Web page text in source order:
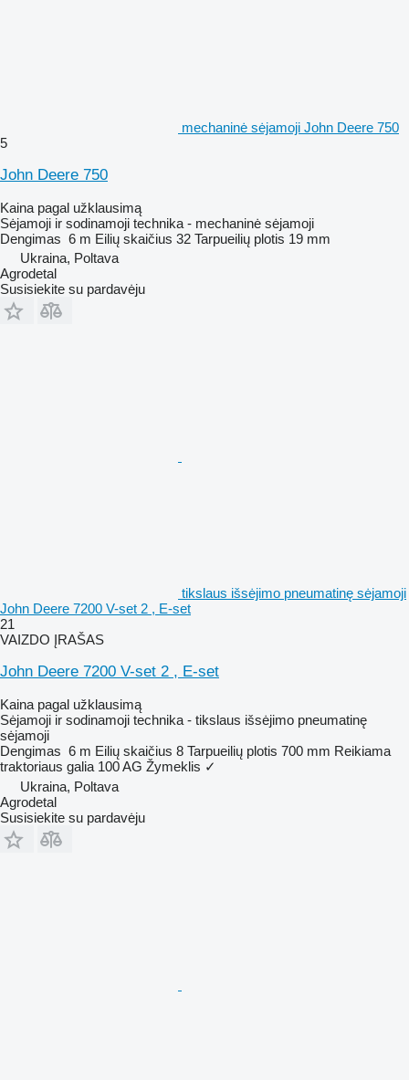
mechaninė sėjamoji John Deere 750
5
John Deere 750
Kaina pagal užklausimą
Sėjamoji ir sodinamoji technika - mechaninė sėjamoji
Dengimas 6 m Eilių skaičius 32 Tarpueilių plotis 19 mm
Ukraina, Poltava
Agrodetal
Susisiekite su pardavėju
tikslaus išsėjimo pneumatinę sėjamoji
John Deere 7200 V-set 2 , E-set
21
VAIZDO ĮRAŠAS
John Deere 7200 V-set 2 , E-set
Kaina pagal užklausimą
Sėjamoji ir sodinamoji technika - tikslaus išsėjimo pneumatinę
sėjamoji
Dengimas 6 m Eilių skaičius 8 Tarpueilių plotis 700 mm Reikiama
traktoriaus galia 100 AG Žymeklis ✓
Ukraina, Poltava
Agrodetal
Susisiekite su pardavėju